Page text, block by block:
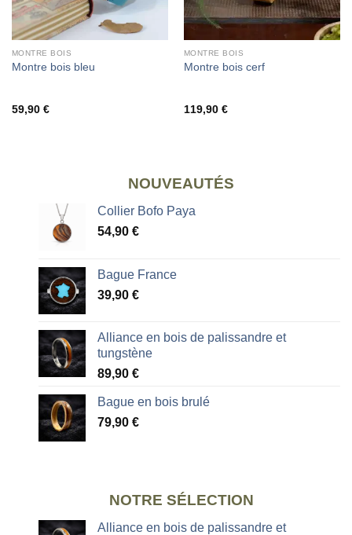
MONTRE BOIS
Montre bois bleu
59,90 €
MONTRE BOIS
Montre bois cerf
119,90 €
NOUVEAUTÉS
Collier Bofo Paya
54,90 €
Bague France
39,90 €
Alliance en bois de palissandre et
tungstène
89,90 €
Bague en bois brulé
79,90 €
NOTRE SÉLECTION
Alliance en bois de palissandre et